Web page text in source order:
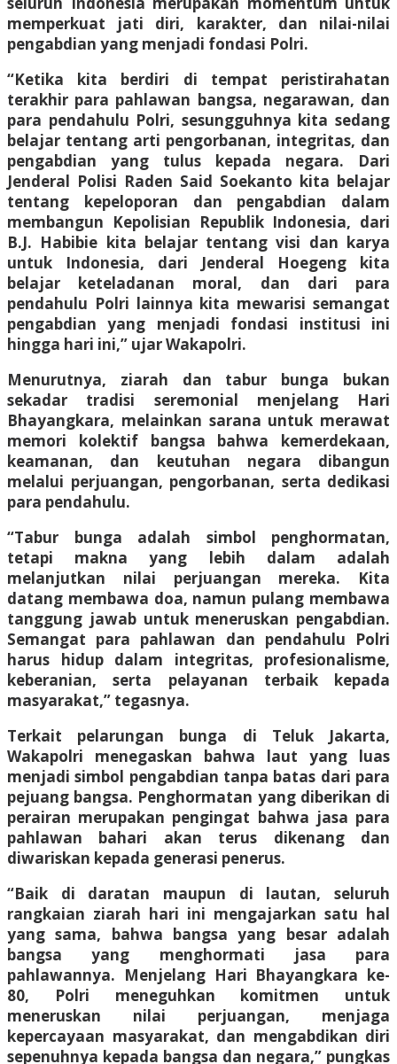
memperkuat jati diri, karakter, dan nilai-nilai
pengabdian yang menjadi fondasi Polri.
“Ketika kita berdiri di tempat peristirahatan
terakhir para pahlawan bangsa, negarawan, dan
para pendahulu Polri, sesungguhnya kita sedang
belajar tentang arti pengorbanan, integritas, dan
pengabdian yang tulus kepada negara. Dari
Jenderal Polisi Raden Said Soekanto kita belajar
tentang kepeloporan dan pengabdian dalam
membangun Kepolisian Republik Indonesia, dari
B.J. Habibie kita belajar tentang visi dan karya
untuk Indonesia, dari Jenderal Hoegeng kita
belajar keteladanan moral, dan dari para
pendahulu Polri lainnya kita mewarisi semangat
pengabdian yang menjadi fondasi institusi ini
hingga hari ini,” ujar Wakapolri.
Menurutnya, ziarah dan tabur bunga bukan
sekadar tradisi seremonial menjelang Hari
Bhayangkara, melainkan sarana untuk merawat
memori kolektif bangsa bahwa kemerdekaan,
keamanan, dan keutuhan negara dibangun
melalui perjuangan, pengorbanan, serta dedikasi
para pendahulu.
“Tabur bunga adalah simbol penghormatan,
tetapi makna yang lebih dalam adalah
melanjutkan nilai perjuangan mereka. Kita
datang membawa doa, namun pulang membawa
tanggung jawab untuk meneruskan pengabdian.
Semangat para pahlawan dan pendahulu Polri
harus hidup dalam integritas, profesionalisme,
keberanian, serta pelayanan terbaik kepada
masyarakat,” tegasnya.
Terkait pelarungan bunga di Teluk Jakarta,
Wakapolri menegaskan bahwa laut yang luas
menjadi simbol pengabdian tanpa batas dari para
pejuang bangsa. Penghormatan yang diberikan di
perairan merupakan pengingat bahwa jasa para
pahlawan bahari akan terus dikenang dan
diwariskan kepada generasi penerus.
“Baik di daratan maupun di lautan, seluruh
rangkaian ziarah hari ini mengajarkan satu hal
yang sama, bahwa bangsa yang besar adalah
bangsa yang menghormati jasa para
pahlawannya. Menjelang Hari Bhayangkara ke-
80, Polri meneguhkan komitmen untuk
meneruskan nilai perjuangan, menjaga
kepercayaan masyarakat, dan mengabdikan diri
sepenuhnya kepada bangsa dan negara,” pungkas